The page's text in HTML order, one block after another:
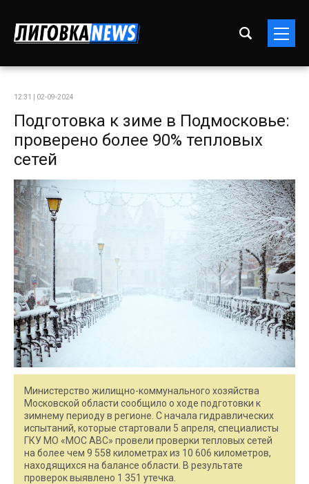
12:31 | 02-09-2024
Подготовка к зиме в Подмосковье:
проверено более 90% тепловых
сетей
Министерство жилищно-коммунального хозяйства
Московской области сообщило о ходе подготовки к
зимнему периоду в регионе. С начала гидравлических
испытаний, которые стартовали 5 апреля, специалисты
ГКУ МО «МОС АВС» провели проверки тепловых сетей
на более чем 9 558 километрах из 10 606 километров,
находящихся на балансе области. В результате
проверок выявлено 1 351 утечка.